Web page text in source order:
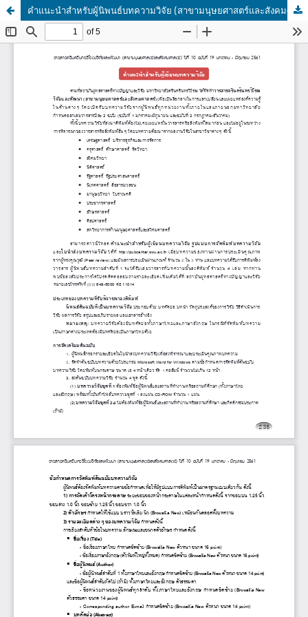
คำแนะนำสำหรับผู้นิพนธ์บทความวิจัย (สาขามนุษยศาสตร์และสังคมศาสตร์)